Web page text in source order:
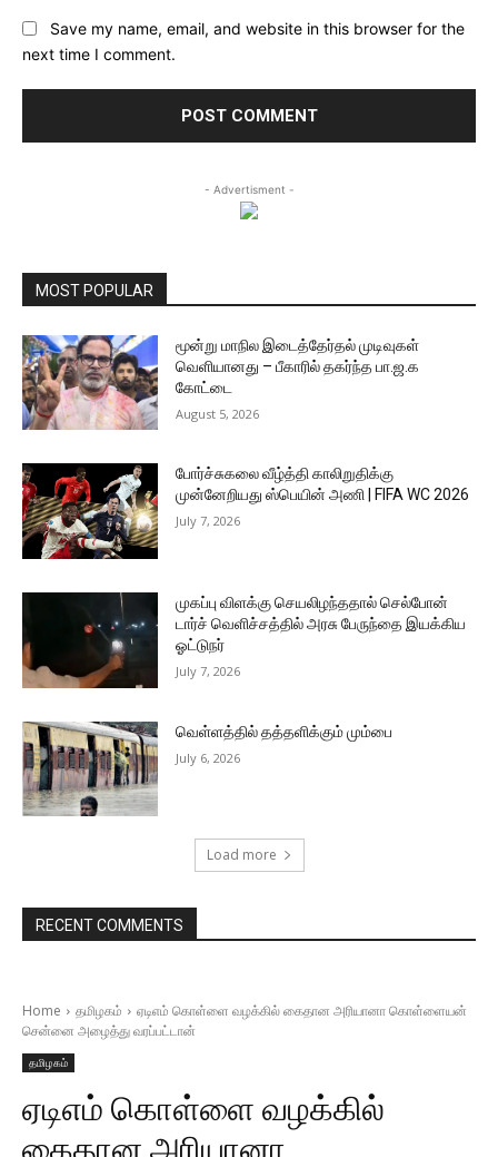
Save my name, email, and website in this browser for the
next time I comment.
- Advertisment -
MOST POPULAR
மூன்று மாநில இடைத்தேர்தல் முடிவுகள்
வெளியானது – பீகாரில் தகர்ந்த பா.ஜ.க
கோட்டை
August 5, 2026
போர்ச்சுகலை வீழ்த்தி காலிறுதிக்கு
முன்னேறியது ஸ்பெயின் அணி | FIFA WC 2026
July 7, 2026
முகப்பு விளக்கு செயலிழந்ததால் செல்போன்
டார்ச் வெளிச்சத்தில் அரசு பேருந்தை இயக்கிய
ஓட்டுநர்
July 7, 2026
வெள்ளத்தில் தத்தளிக்கும் மும்பை
July 6, 2026
Load more
RECENT COMMENTS